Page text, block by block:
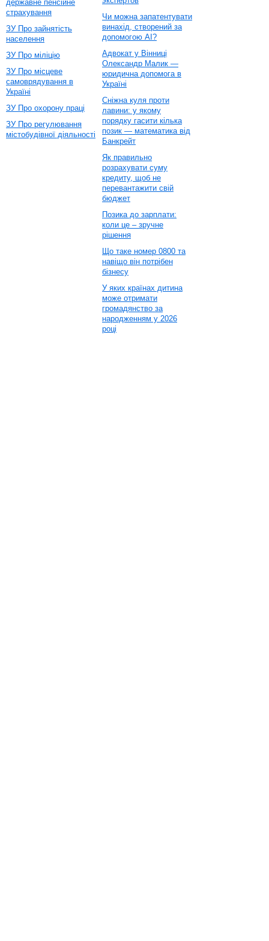
державне пенсійне
страхування
ЗУ Про зайнятість
населення
ЗУ Про міліцію
ЗУ Про місцеве
самоврядування в
Україні
ЗУ Про охорону праці
ЗУ Про регулювання
містобудівної діяльності
Чи можна запатентувати
винахід, створений за
допомогою AI?
Адвокат у Вінниці
Олександр Малик —
юридична допомога в
Україні
Сніжна куля проти
лавини: у якому
порядку гасити кілька
позик — математика від
Банкрейт
Як правильно
розрахувати суму
кредиту, щоб не
перевантажити свій
бюджет
Позика до зарплати:
коли це – зручне
рішення
Що таке номер 0800 та
навіщо він потрібен
бізнесу
У яких країнах дитина
може отримати
громадянство за
народженням у 2026
році